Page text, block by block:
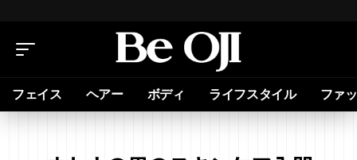
フェイス ヘアー ボディ ライフスタイル ファ